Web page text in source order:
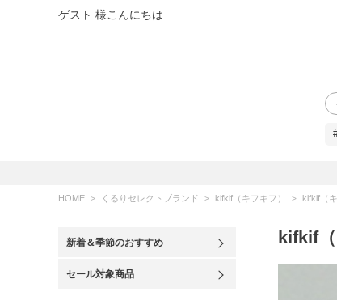
ゲスト 様こんにちは
HOME くるりセレクトブランド kifkif（キフキフ） kifkif（
新着＆季節のおすすめ
セール対象商品
kifkif